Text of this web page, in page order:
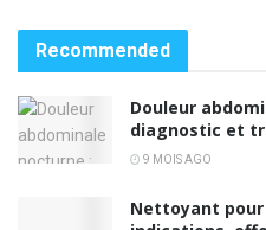
Recommended
Douleur
diagnostic et
9 MOIS AGO
Nettoyant pour